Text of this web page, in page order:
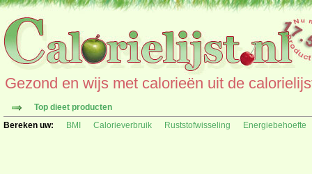
Gezond en wijs met calorieën uit de
Top dieet producten
Bereken uw:
BMI Calorieverbruik Ruststofwisseling Energiebehoefte